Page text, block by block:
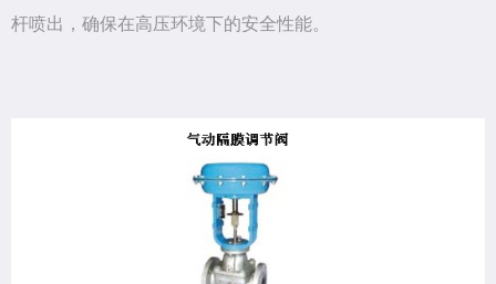
杆喷出，确保在高压环境下的安全性能。